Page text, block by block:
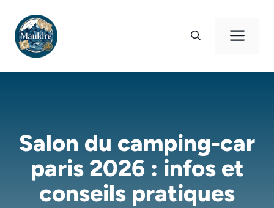
contenu
Salon du camping-car
paris 2026 : infos et
conseils pratiques